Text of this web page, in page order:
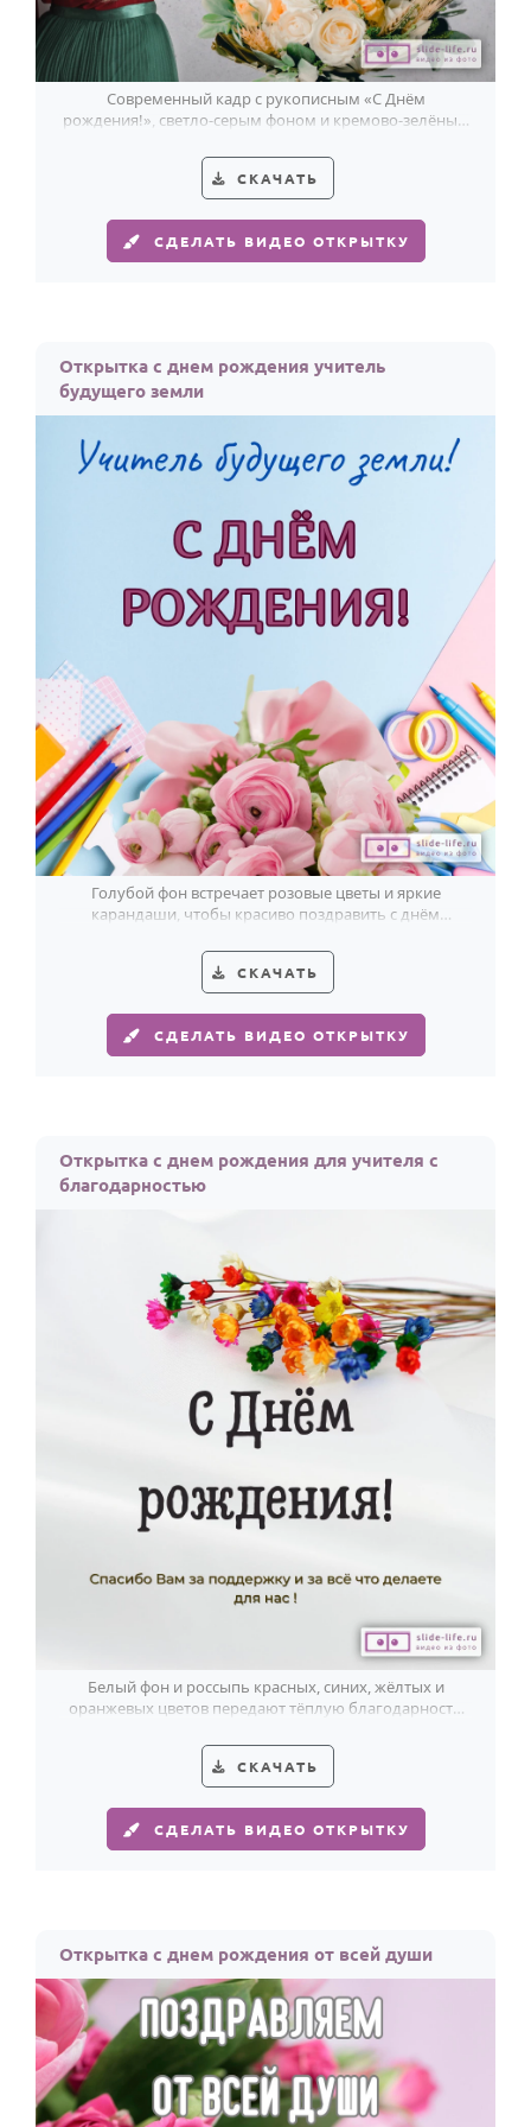
По годам
Современный кадр с рукописным «С Днём
рождения!», светло-серым фоном и кремово-зелёным
СКАЧАТЬ
СДЕЛАТЬ ВИДЕО ОТКРЫТКУ
Открытка с днем рождения учитель
будущего земли
Голубой фон встречает розовые цветы и яркие
карандаши, чтобы красиво поздравить с днём
СКАЧАТЬ
СДЕЛАТЬ ВИДЕО ОТКРЫТКУ
Открытка с днем рождения для учителя с
благодарностью
Белый фон и россыпь красных, синих, жёлтых и
оранжевых цветов передают тёплую благодарность
СКАЧАТЬ
СДЕЛАТЬ ВИДЕО ОТКРЫТКУ
Открытка с днем рождения от всей души